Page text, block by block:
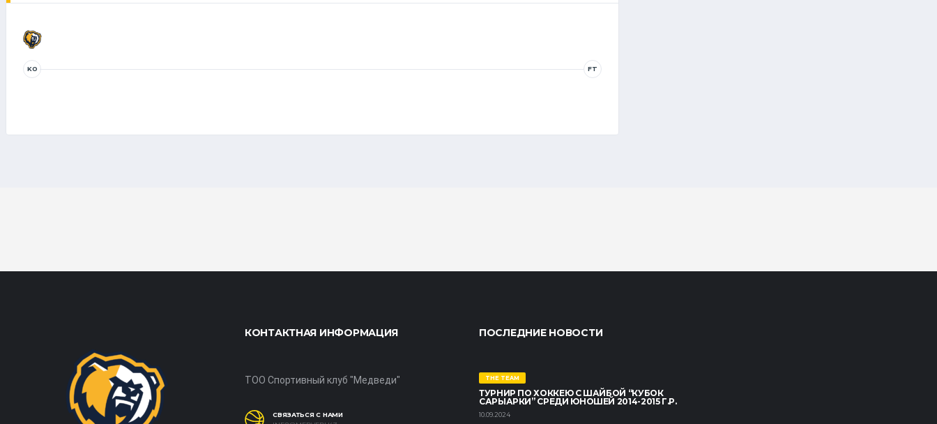
KO FT
КОНТАКТНАЯ ИНФОРМАЦИЯ
ТОО Спортивный клуб "Медведи"
СВЯЗАТЬСЯ С НАМИ
ПОСЛЕДНИЕ НОВОСТИ
THE TEAM
ТУРНИР ПО ХОККЕЮ С ШАЙБОЙ “КУБОК
САРЫАРКИ” СРЕДИ ЮНОШЕЙ 2014-2015 Г.Р.
10.09.2024